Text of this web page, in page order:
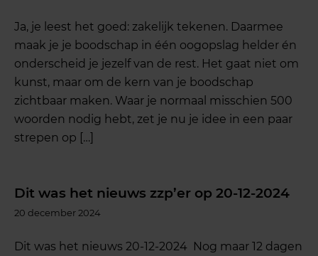
Ja, je leest het goed: zakelijk tekenen. Daarmee
maak je je boodschap in één oogopslag helder én
onderscheid je jezelf van de rest. Het gaat niet om
kunst, maar om de kern van je boodschap
zichtbaar maken. Waar je normaal misschien 500
woorden nodig hebt, zet je nu je idee in een paar
strepen op […]
Dit was het nieuws zzp’er op 20-12-2024
20 december 2024
Dit was het nieuws 20-12-2024 Nog maar 12 dagen